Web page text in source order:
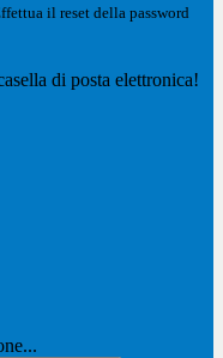
il reset della password
di posta elettronica!